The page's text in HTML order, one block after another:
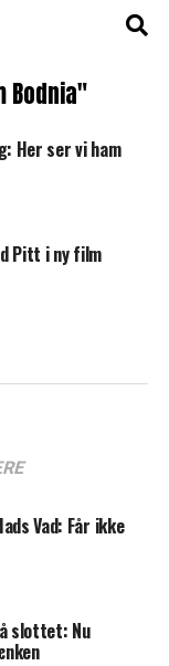
Bodnia"
Her ser vi ham
Pitt i ny film
Vad: Får ikke
slottet: Nu